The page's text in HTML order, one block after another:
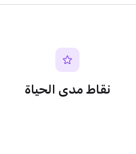
نقاط مدى الحياة